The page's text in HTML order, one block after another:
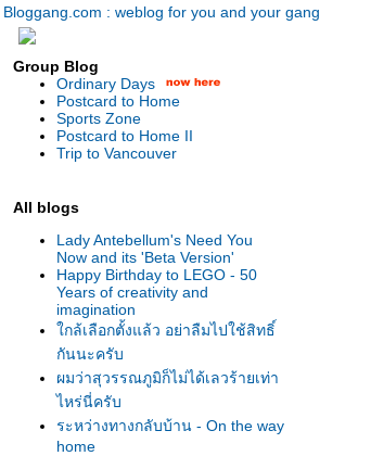
Bloggang.com : weblog for you and your gang
Group Blog
Ordinary Days
Postcard to Home
Sports Zone
Postcard to Home II
Trip to Vancouver
All blogs
Lady Antebellum's Need You
Now and its 'Beta Version'
Happy Birthday to LEGO - 50
Years of creativity and
imagination
กล้เลือกตั้งแล้ว อย่าลืมไปใช้สิทธิ์
กันนะครับ
ผมว่าสุวรรณภูมิก็ไม่ได้เลวร้ายเท่า
ไหร่นี่ครับ
ระหว่างทางกลับบ้าน - On the way
home